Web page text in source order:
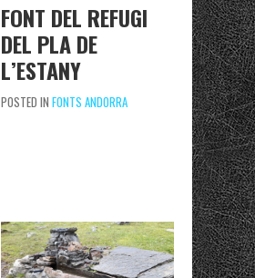
FONT DEL REFUGI
DEL PLA DE
L’ESTANY
POSTED IN FONTS ANDORRA